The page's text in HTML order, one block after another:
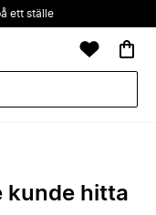
ett ställe
kunde hitta